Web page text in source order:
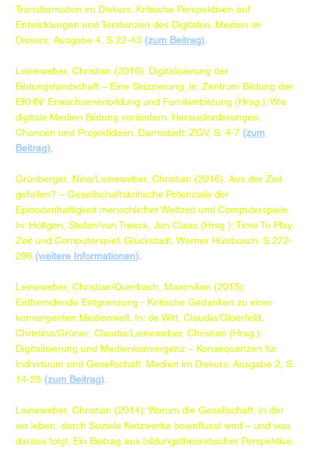
Transformation im Diskurs. Kritische Perspektiven auf
Entwicklungen und Tendenzen des Digitalen. Medien im
Diskurs: Ausgabe 4, S.22-43 (zum Beitrag).
​Leineweber, Christian (2016). Digitalisierung der
Bildungslandschaft – Eine Skizzierung. In: Zentrum Bildung der
EKHN/ Erwachsenenbildung und Familienbildung (Hrsg.): Wie
digitale Medien Bildung verändern. Herausforderungen,
Chancen und Projektideen. Darmstadt: ZGV, S. 4-7 (zum
Beitrag).
​Grünberger, Nina/Leineweber, Christian (2016). Aus der Zeit
gefallen? – Gesellschaftskritische Potenziale der
Episodenhaftigkeit menschlicher Weltzeit und Computerspiele.
In: Höltgen, Stefan/van Treeck, Jan Claas (Hrsg.): Time To Play.
Zeit und Computerspiel. Glückstadt, Werner Hülsbusch. S.272-
296 (weitere Informationen).
Leineweber, Christian/Querbach, Maximilian (2015):
Entfremdende Entgrenzung - Kritische Gedanken zu einer
konvergenten Medienwelt. In: de Witt, Claudia/Gloerfeld,
Christina/Grüner, Claudia/Leineweber, Christian (Hrsg.):
Digitalisierung und Medienkonvergenz – Konsequenzen für
Individuum und Gesellschaft. Medien im Diskurs: Ausgabe 2, S.
14-28 (zum Beitrag).​​
Leineweber, Christian (2014): Warum die Gesellschaft, in der
wir leben, durch Soziale Netzwerke beeinflusst wird – und was
daraus folgt. Ein Beitrag aus bildungstheoretischer Perspektive.